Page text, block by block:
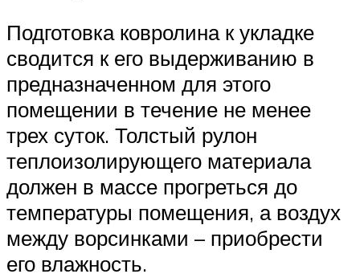
Подготовка ковролина к укладке
сводится к его выдерживанию в
предназначенном для этого
помещении в течение не менее
трех суток. Толстый рулон
теплоизолирующего материала
должен в массе прогреться до
температуры помещения, а воздух
между ворсинками – приобрести
его влажность.